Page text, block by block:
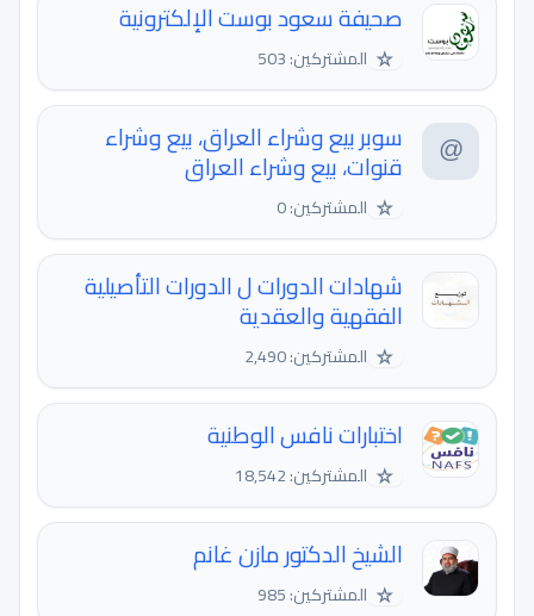
صحيفة سعود بوست الإلكترونية
☆ المشتركين: 503
سوبر بيع وشراء العراق، بيع وشراء
قنوات، بيع وشراء العراق
☆ المشتركين: 0
شهادات الدورات ل الدورات التأصيلية
الفقهية والعقدية
☆ المشتركين: 2,490
اختبارات نافس الوطنية
☆ المشتركين: 18,542
الشيخ الدكتور مازن غانم
☆ المشتركين: 985